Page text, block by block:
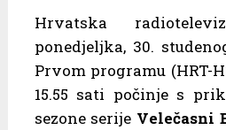
Hrvatska
ponedjeljka, 30.
Prvom programu (HRT-
15.55 sati počinje s
sezone serije Velečasni